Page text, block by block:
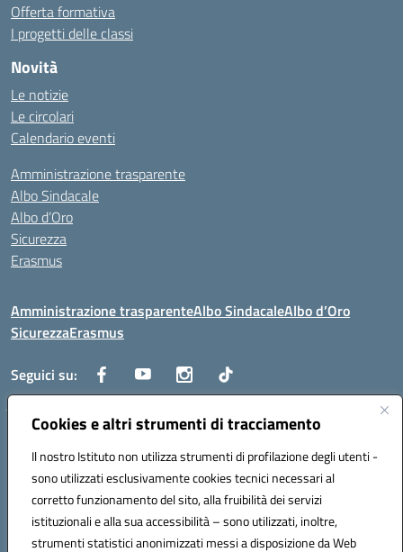
Cookies e altri strumenti di tracciamento
Il nostro Istituto non utilizza strumenti di profilazione degli utenti -
sono utilizzati esclusivamente cookies tecnici necessari al
corretto funzionamento del sito, alla fruibilità dei servizi
istituzionali e alla sua accessibilità – sono utilizzati, inoltre,
strumenti statistici anonimizzati messi a disposizione da Web
Offerta formativa
I progetti delle classi
Novità
Le notizie
Le circolari
Calendario eventi
Amministrazione trasparente
Albo Sindacale
Albo d’Oro
Sicurezza
Erasmus
Amministrazione trasparenteAlbo SindacaleAlbo d’Oro
SicurezzaErasmus
Seguici su:
Centralino:0885.426034 Email:FGTD02000P@istruzione.it
Posta elettronica certificata (PEC):fgtd02000p@pec.istruzione.it
Codice fiscale: 81002930717
Codice meccanografico:FGTD02000P
Codice unico di fatturazione (CUF): UFUN7Y